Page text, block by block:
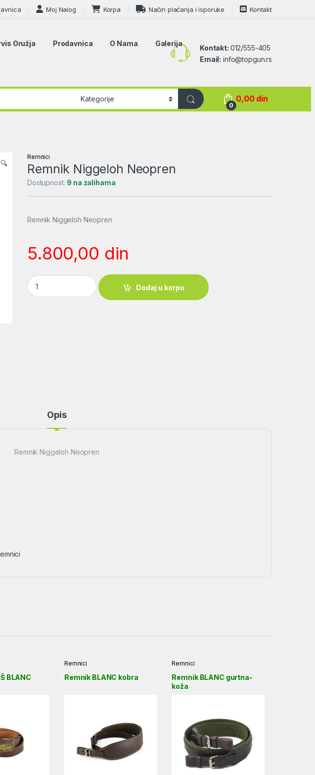
Moj Nalog Korpa Način plaćanja i isporuke Kontakt
Oružja Prodavnica O Nama Galerija
Kontakt: 012/555-405
Email: info@topgun.rs
0
0,00 din
🔍
Remnici
Remnik Niggeloh Neopren
Dostupnost: 9 na zalihama
Remnik Niggeloh Neopren
5.800,00 din
Remnik Niggeloh Neopren quantity
Dodaj u korpu
Opis
Remnik Niggeloh Neopren
BLANC
Remnici
Remnik BLANC kobra
Remnici
Remnik BLANC gurtna-
koža